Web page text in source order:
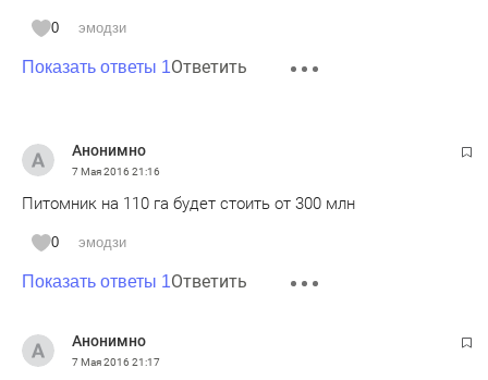
0 эмодзи
Показать ответы 1Ответить
Анонимно
7 Мая 2016 21:16
Питомник на 110 га будет стоить от 300 млн
0 эмодзи
Показать ответы 1Ответить
Анонимно
7 Мая 2016 21:17